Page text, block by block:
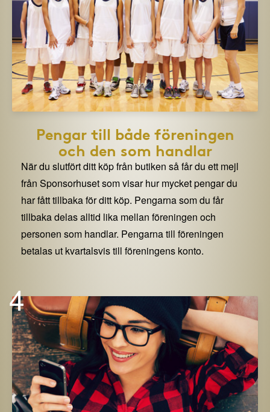
Pengar till både föreningen
och den som handlar
När du slutfört ditt köp från butiken så får du ett mejl
från Sponsorhuset som visar hur mycket pengar du
har fått tillbaka för ditt köp. Pengarna som du får
tillbaka delas alltid lika mellan föreningen och
personen som handlar. Pengarna till föreningen
betalas ut kvartalsvis till föreningens konto.
4